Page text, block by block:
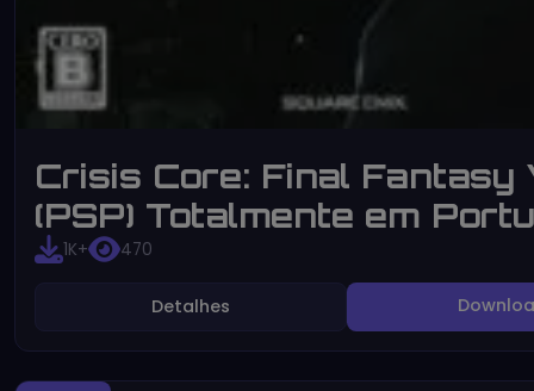
Crisis Core: Final Fantasy
(PSP) Totalmente em
1K+ 470
Detalhes